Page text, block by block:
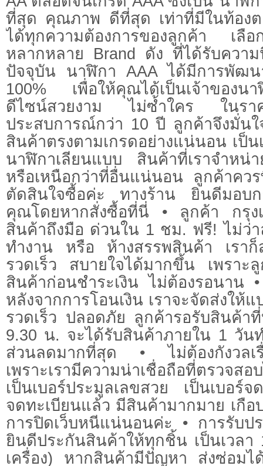
ที่สุด คุณภาพ ดีที่สุด เท่าที่มีในท้องต
ได้ทุกความต้องการของลูกค้า เลือ
หลากหลาย Brand ดัง ที่ได้รับควา
ปัจจุบัน นาฬิกา AAA ได้มีการพัฒน
100% เพื่อให้คุณได้เป็นเจ้าของน
ดีไซน์สวยงาม ไม่ซ้ำใคร ในรา
ประสบการณ์กว่า 10 ปี ลูกค้าจึงมั่นใ
สินค้าตรงตามเกรดอย่างแน่นอน เป็
นาฬิกาเลียนแบบ สินค้าที่เราจำหน่
หรือเหนือกว่าที่อื่นแน่นอน ลูกค้าคว
ตัดสินใจซื้อค่ะ ทางร้าน ยินดีมอบก
คุณโดยหากสั่งซื้อที่นี่ • ลูกค้า กรุงเ
สินค้าถึงมือ ด่วนใน 1 ชม. ฟรี! ไม่ว่
ทำงาน หรือ ห้างสรรพสินค้า เราก็
รวดเร็ว สบายใจได้มากขึ้น เพราะ
สินค้าก่อนชำระเงิน ไม่ต้องรอนาน
หลังจากการโอนเงิน เราจะจัดส่งให้
รวดเร็ว ปลอดภัย ลูกค้ารอรับสินค้
9.30 น. จะได้รับสินค้าภายใน 1 วัน
ส่วนลดมากที่สุด • ไม่ต้องกังวลเรื่
เพราะเรามีความน่าเชื่อถือที่ตรวจส
เป็นเบอร์ประมูลเลขสวย เป็นเบอร์
จดทะเบียนแล้ว มีสินค้ามากมาย เกือ
การปิดเว็บหนีแน่นอนค่ะ • การรับป
ยินดีประกันสินค้าให้ทุกชิ้น เป็นเวลา
เครื่อง) หากสินค้ามีปัญหา ส่งซ่อมไ